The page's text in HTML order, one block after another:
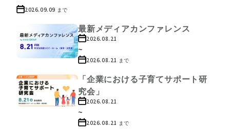
2026.09.09 まで
最新メディアカンファレンス
2026.08.21
~
2026.08.21 まで
「企業における子育てサポート研
究会」
2026.08.21
~
2026.08.21 まで